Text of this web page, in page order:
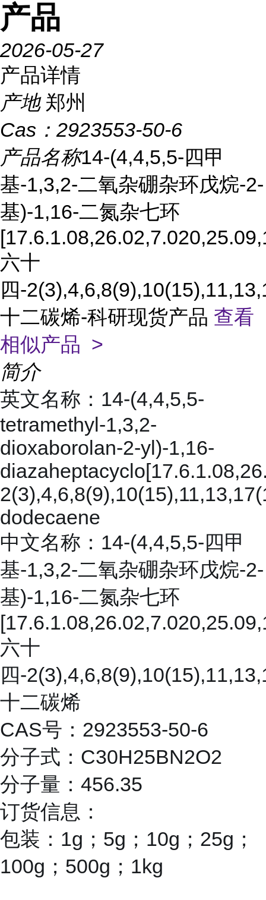
产品
2026-05-27
产品详情
产地 郑州
Cas： 2923553-50-6
产品名称14-(4,4,5,5-四甲
基-1,3,2-二氧杂硼杂环戊烷-2-
基)-1,16-二氮杂七环
六十
四-
十二碳烯-科研现货产品 查看
相似产品 >
简介
英文名称：14-(4,4,5,5-
tetramethyl-1,3,2-
dioxaborolan-2-yl)-1,16-
dodecaene
中文名称：14-(4,4,5,5-四甲
基-1,3,2-二氧杂硼杂环戊烷-2-
基)-1,16-二氮杂七环
六十
四-
十二碳烯
CAS号：2923553-50-6
分子式：C30H25BN2O2
分子量：456.35
订货信息：
包装：1g；5g；10g；25g；
100g；500g；1kg